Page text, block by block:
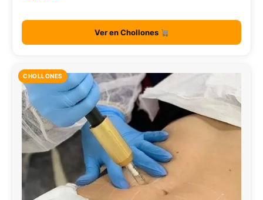
Ver en Chollones
CHOLLONES